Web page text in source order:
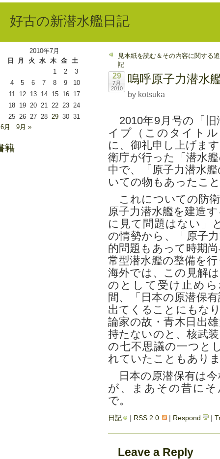
好古の新潜水艦日記
見本紙を読む＆その内容に関する追
記
29
7月
2010
嗚呼原子力潜水
by kotsuka
2010年9月号の「旧
イプ（このタイト
に、御礼申し上げま
衛庁が行った「潜水
中で、「原子力潜水
いての物もあったこ
これについての防
原子力潜水艦を建造
に見て問題はない」
の情勢から、「原子
的問題もあって時期
常型潜水艦の整備を
海外では、この見解
のとして受け止め
間、「日本の原潜保
出てくることにもな
論家の故・青木日出
持たないのと、核武
の七不思議の一つと
れていたこともあり
日本の原潜保有は
が、まあその昔に
で。
日記 | RSS 2.0 | Respond |
Leave a Reply
2010年7月
日
月 火 水 木 金
土
1
2
3
4
5 6 7 8 9
10
11
12 13 14 15 16
17
18 19 20 21 22 23 24
25 26 27 28 29 30 31
月
9月 »
籍